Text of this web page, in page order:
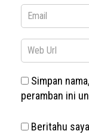
Simpan
peramban ini
Beritahu